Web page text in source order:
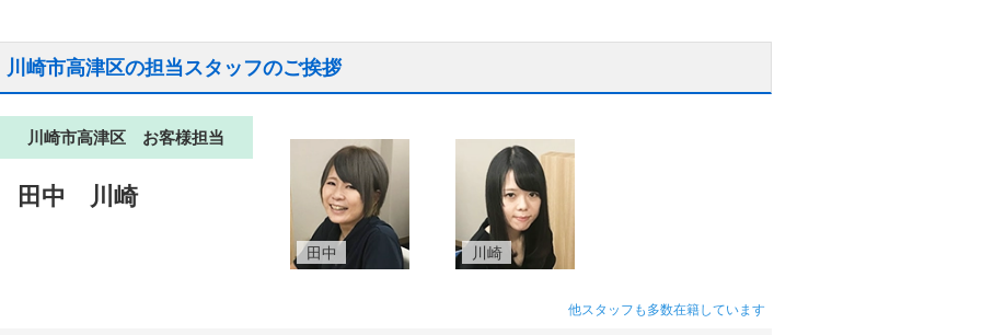
川崎市高津区の担当スタッフのご挨拶
川崎市高津区 お客様担当
田中 川崎
田中 川崎
他スタッフも多数在籍しています